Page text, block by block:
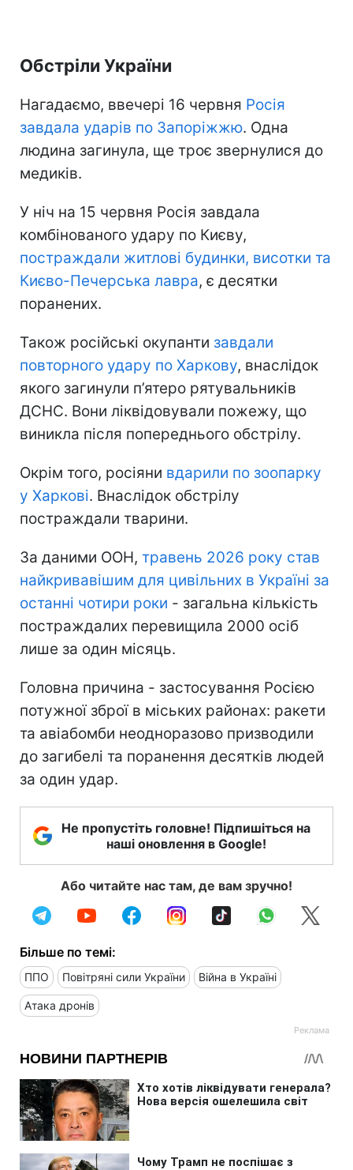
Обстріли України
Нагадаємо, ввечері 16 червня Росія
завдала ударів по Запоріжжю. Одна
людина загинула, ще троє звернулися до
медиків.
У ніч на 15 червня Росія завдала
комбінованого удару по Києву,
постраждали житлові будинки, висотки та
Києво-Печерська лавра, є десятки
поранених.
Також російські окупанти завдали
повторного удару по Харкову, внаслідок
якого загинули п’ятеро рятувальників
ДСНС. Вони ліквідовували пожежу, що
виникла після попереднього обстрілу.
Окрім того, росіяни вдарили по зоопарку
у Харкові. Внаслідок обстрілу
постраждали тварини.
За даними ООН, травень 2026 року став
найкривавішим для цивільних в Україні за
останні чотири роки - загальна кількість
постраждалих перевищила 2000 осіб
лише за один місяць.
Головна причина - застосування Росією
потужної зброї в міських районах: ракети
та авіабомби неодноразово призводили
до загибелі та поранення десятків людей
за один удар.
Не пропустіть головне! Підпишіться на
наші оновлення в Google!
Або читайте нас там, де вам зручно!
Більше по темі:
ППО Повітряні сили України Війна в Україні
Атака дронів